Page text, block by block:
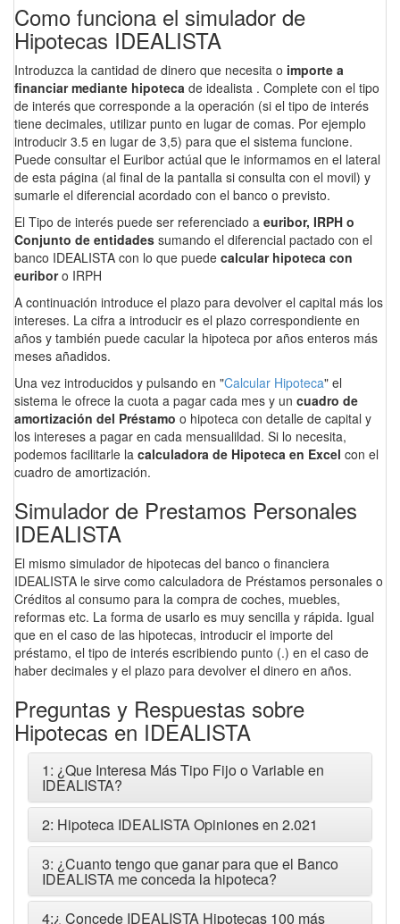
Como funciona el simulador de
Hipotecas IDEALISTA
Introduzca la cantidad de dinero que necesita o importe a
financiar mediante hipoteca de idealista . Complete con el tipo
de interés que corresponde a la operación (si el tipo de interés
tiene decimales, utilizar punto en lugar de comas. Por ejemplo
introducir 3.5 en lugar de 3,5) para que el sistema funcione.
Puede consultar el Euribor actúal que le informamos en el lateral
de esta página (al final de la pantalla si consulta con el movil) y
sumarle el diferencial acordado con el banco o previsto.
El Tipo de interés puede ser referenciado a euribor, IRPH o
Conjunto de entidades sumando el diferencial pactado con el
banco IDEALISTA con lo que puede calcular hipoteca con
euriboro IRPH
A continuación introduce el plazo para devolver el capital más los
intereses. La cifra a introducir es el plazo correspondiente en
años y también puede cacular la hipoteca por años enteros más
meses añadidos.
Una vez introducidos y pulsando en "Calcular Hipoteca" el
sistema le ofrece la cuota a pagar cada mes y un cuadro de
amortización del Préstamo o hipoteca con detalle de capital y
los intereses a pagar en cada mensualildad. Si lo necesita,
podemos facilitarle la calculadora de Hipoteca en Excel con el
cuadro de amortización.
Simulador de Prestamos Personales
IDEALISTA
El mismo simulador de hipotecas del banco o financiera
IDEALISTA le sirve como calculadora de Préstamos personales o
Créditos al consumo para la compra de coches, muebles,
reformas etc. La forma de usarlo es muy sencilla y rápida. Igual
que en el caso de las hipotecas, introducir el importe del
préstamo, el tipo de interés escribiendo punto (.) en el caso de
haber decimales y el plazo para devolver el dinero en años.
Preguntas y Respuestas sobre
Hipotecas en IDEALISTA
1: ¿Que Interesa Más Tipo Fijo o Variable en
IDEALISTA?
2: Hipoteca IDEALISTA Opiniones en 2.021
3: ¿Cuanto tengo que ganar para que el Banco
IDEALISTA me conceda la hipoteca?
4:¿ Concede IDEALISTA Hipotecas 100 más